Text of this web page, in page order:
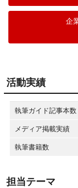
企
活動実績
執筆ガイド記事本数
メディア掲載実績
執筆書籍数
担当テーマ